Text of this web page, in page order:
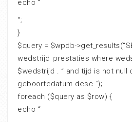
echo “
“;
}
$query = $wpdb-
wedstrijd_prestaties where
$wedstrijd . ” and tijd is not null
geboortedatum desc “);
foreach ($query as $row) {
echo “